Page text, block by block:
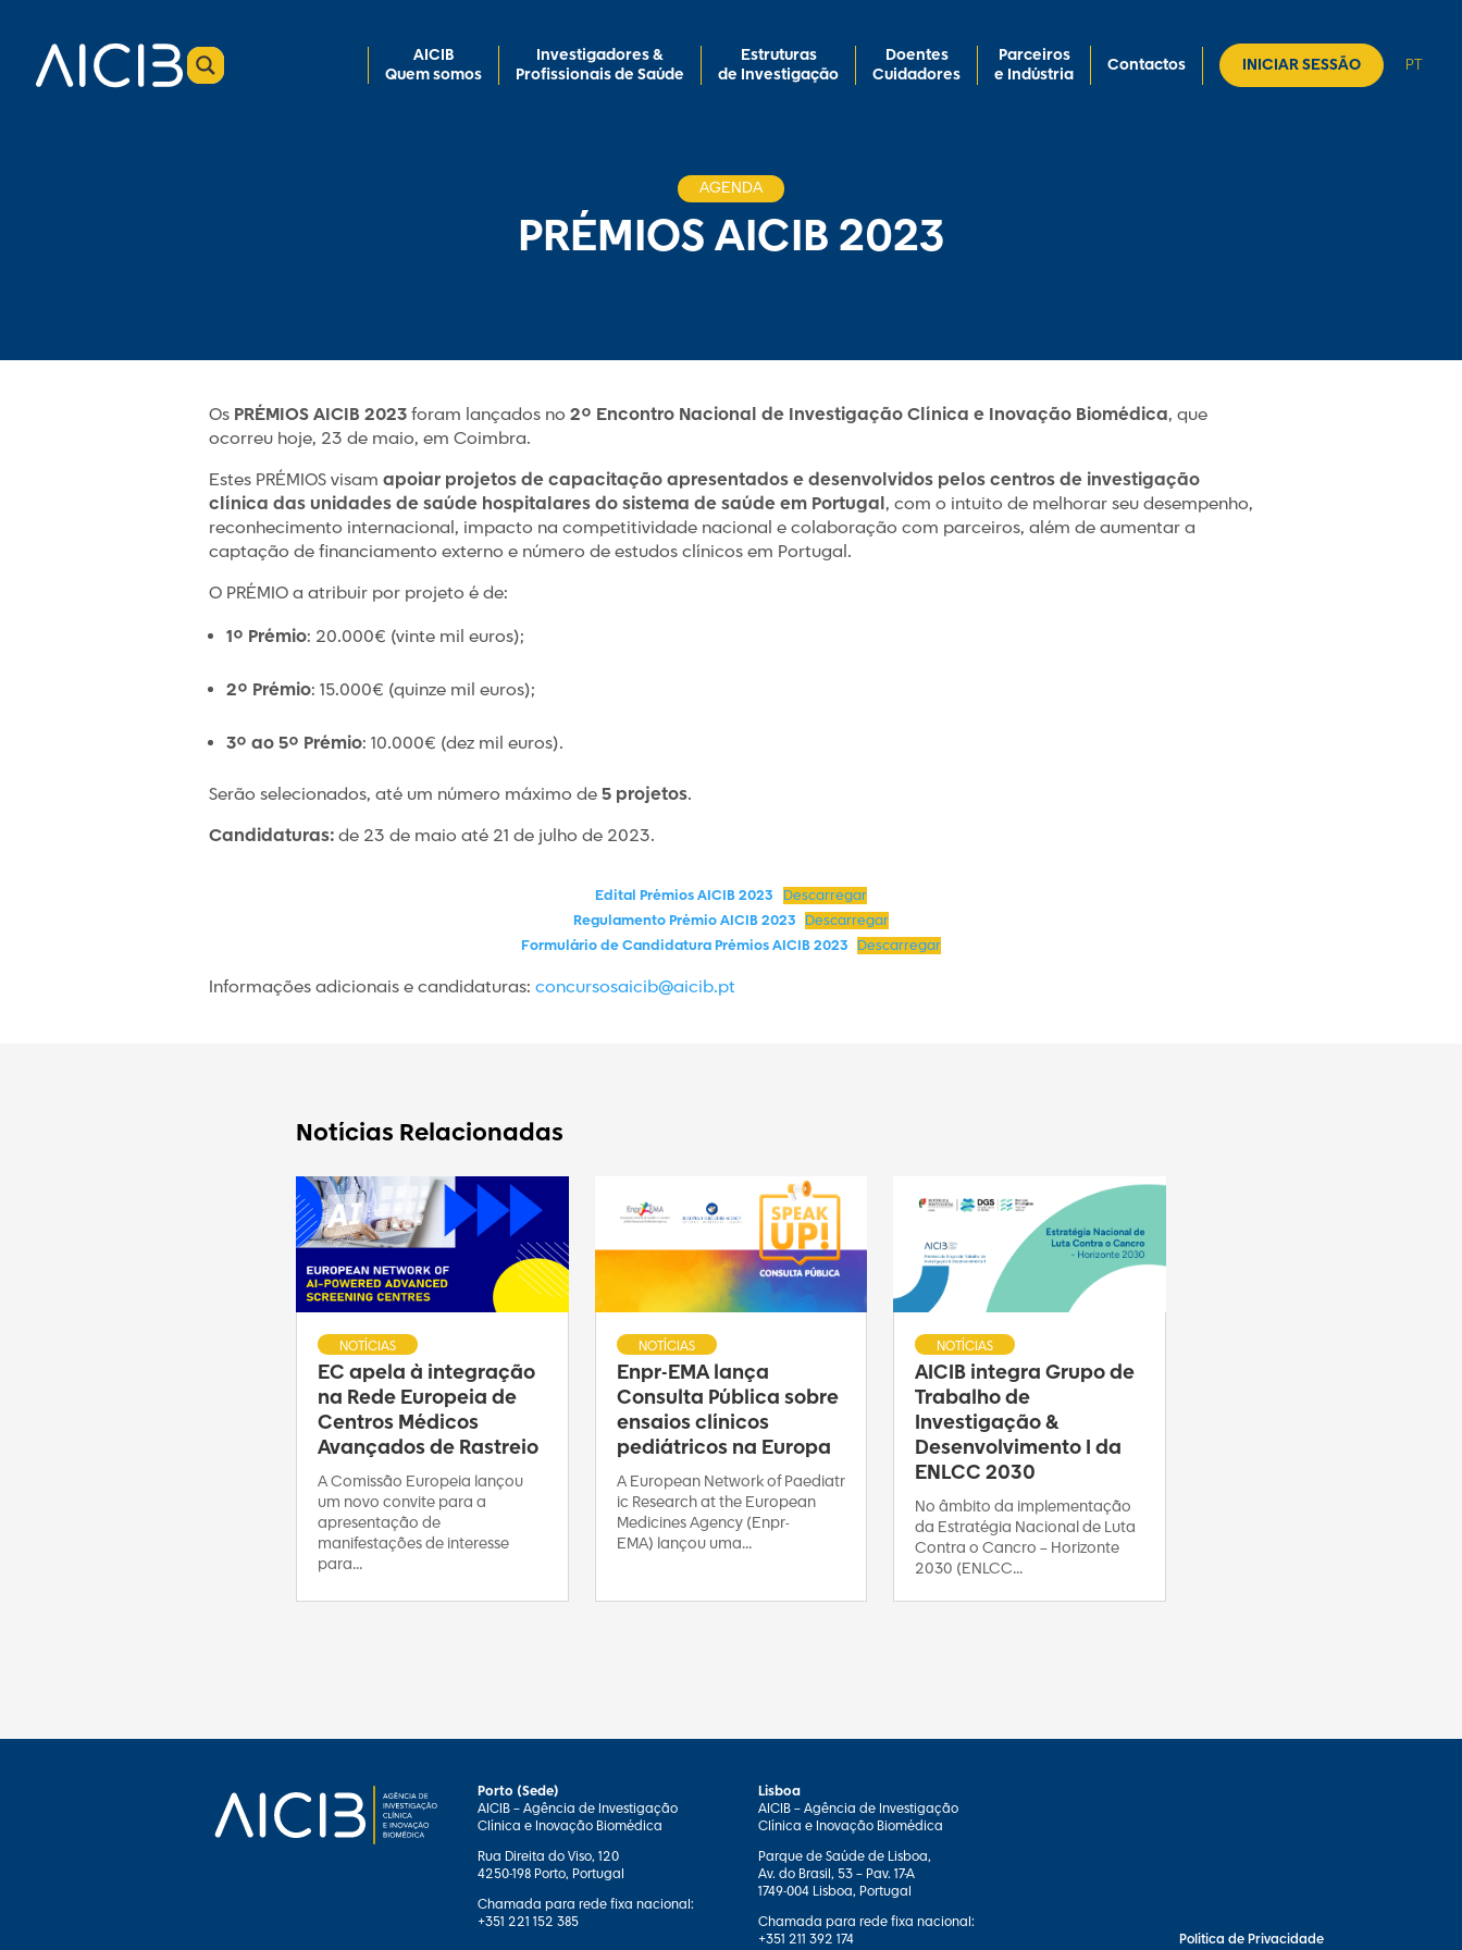
AICIB
Quem somos
Investigadores &
Profissionais de Saúde
Estruturas
de Investigação
Doentes
Cuidadores
Parceiros
e Indústria
Contactos INICIAR SESSÃO PT
AGENDA
PRÉMIOS AICIB 2023
Os PRÉMIOS AICIB 2023foram lançados no 2º Encontro Nacional de Investigação Clínica e Inovação Biomédica, que
ocorreu hoje, 23 de maio, em Coimbra.
Estes PRÉMIOS visam apoiar projetos de capacitação apresentados e desenvolvidos pelos centros de investigação
clínica das unidades de saúde hospitalares do sistema de saúde em Portugal, com o intuito de melhorar seu desempenho,
reconhecimento internacional, impacto na competitividade nacional e colaboração com parceiros, além de aumentar a
captação de financiamento externo e número de estudos clínicos em Portugal.
O PRÉMIO a atribuir por projeto é de:
1º Prémio: 20.000€ (vinte mil euros);
2º Prémio: 15.000€ (quinze mil euros);
3º ao 5º Prémio: 10.000€ (dez mil euros).
Serão selecionados, até um número máximo de5 projetos.
Candidaturas:de 23 de maio até 21 de julho de 2023.
Edital Prémios AICIB 2023 Descarregar
Regulamento Prémio AICIB 2023 Descarregar
Formulário de Candidatura Prémios AICIB 2023 Descarregar
Informações adicionais e candidaturas: concursosaicib@aicib.pt
Notícias Relacionadas
EC apela à integração
na Rede Europeia de
Centros Médicos
Avançados de Rastreio
NOTÍCIAS
A Comissão Europeia lançou
um novo convite para a
apresentação de
manifestações de interesse
para...
Enpr-EMA lança
Consulta Pública sobre
ensaios clínicos
pediátricos na Europa
NOTÍCIAS
A European Network of Paediatr
ic Research at the European
Medicines Agency (Enpr-
EMA) lançou uma...
AICIB integra Grupo de
Trabalho de
Investigação &
Desenvolvimento I da
ENLCC 2030
NOTÍCIAS
No âmbito da implementação
da Estratégia Nacional de Luta
Contra o Cancro – Horizonte
2030 (ENLCC...
Porto (Sede)
AICIB – Agência de Investigação
Clínica e Inovação Biomédica
Rua Direita do Viso, 120
4250-198 Porto, Portugal
Chamada para rede fixa nacional:
+351 221 152 385
Lisboa
AICIB – Agência de Investigação
Clínica e Inovação Biomédica
Parque de Saúde de Lisboa,
Av. do Brasil, 53 – Pav. 17-A
1749-004 Lisboa, Portugal
Chamada para rede fixa nacional:
+351 211 392 174
Política de Privacidade